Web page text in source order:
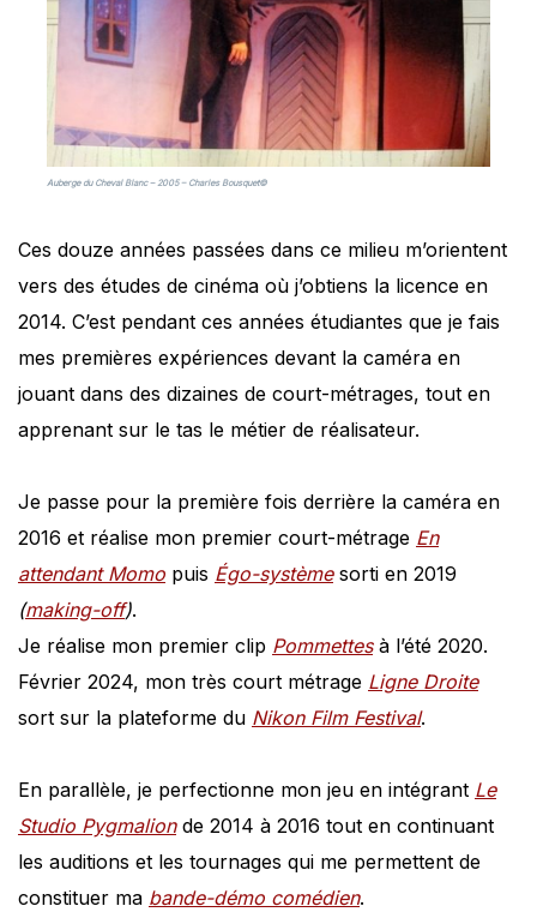
Auberge du Cheval Blanc – 2005 – Charles Bousquet©
Ces douze années passées dans ce milieu m’orientent
vers des études de cinéma où j’obtiens la licence en
2014. C’est pendant ces années étudiantes que je fais
mes premières expériences devant la caméra en
jouant dans des dizaines de court-métrages, tout en
apprenant sur le tas le métier de réalisateur.
Je passe pour la première fois derrière la caméra en
2016 et réalise mon premier court-métrage En
attendant Momo puis Égo-systèmesorti en 2019
(making-off).
Je réalise mon premier clip Pommettesà l’été 2020.
Février 2024, mon très court métrage Ligne Droite
sort sur la plateforme du Nikon Film Festival.
En parallèle, je perfectionne mon jeu en intégrant Le
Studio Pygmalionde 2014 à 2016 tout en continuant
les auditions et les tournages qui me permettent de
constituer ma bande-démo comédien.